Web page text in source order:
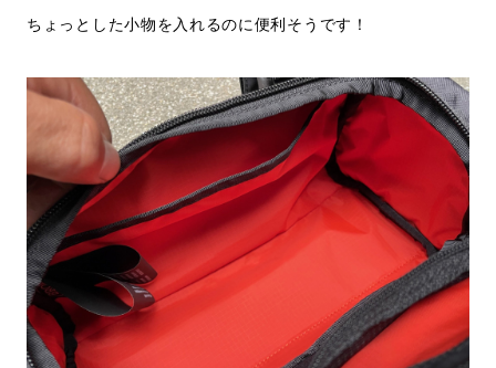
ちょっとした小物を入れるのに便利そうです！